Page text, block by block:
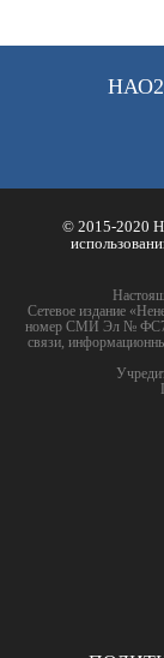
© 2015-2020
Сетевое издание
номер СМИ Эл №
связи,